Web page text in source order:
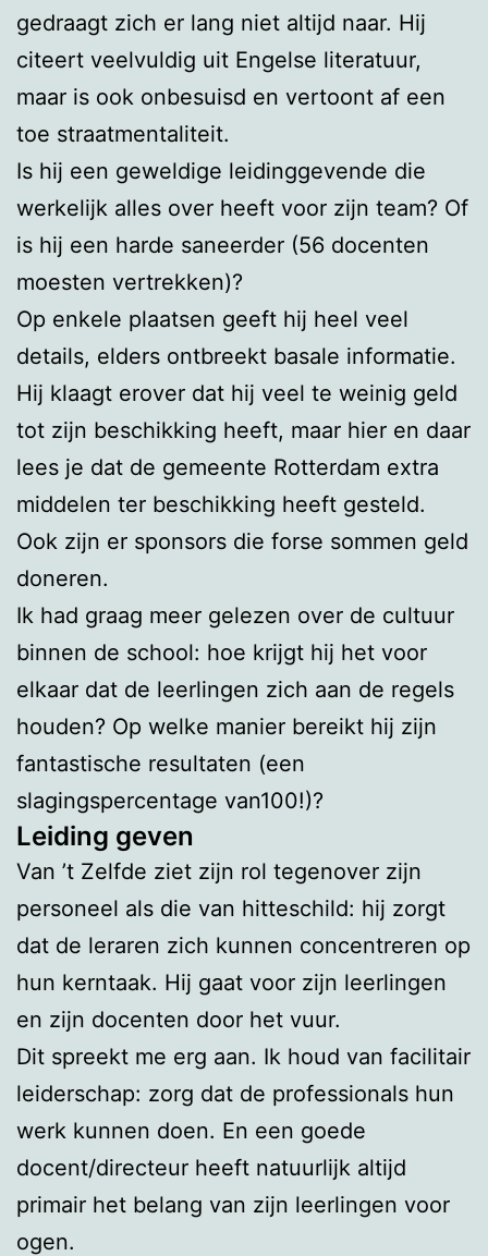
gedraagt zich er lang niet altijd naar. Hij
citeert veelvuldig uit Engelse literatuur,
maar is ook onbesuisd en vertoont af een
toe straatmentaliteit.
Is hij een geweldige leidinggevende die
werkelijk alles over heeft voor zijn team? Of
is hij een harde saneerder (56 docenten
moesten vertrekken)?
Op enkele plaatsen geeft hij heel veel
details, elders ontbreekt basale informatie.
Hij klaagt erover dat hij veel te weinig geld
tot zijn beschikking heeft, maar hier en daar
lees je dat de gemeente Rotterdam extra
middelen ter beschikking heeft gesteld.
Ook zijn er sponsors die forse sommen geld
doneren.
Ik had graag meer gelezen over de cultuur
binnen de school: hoe krijgt hij het voor
elkaar dat de leerlingen zich aan de regels
houden? Op welke manier bereikt hij zijn
fantastische resultaten (een
slagingspercentage van100!)?
Leiding geven
Van ’t Zelfde ziet zijn rol tegenover zijn
personeel als die van hitteschild: hij zorgt
dat de leraren zich kunnen concentreren op
hun kerntaak. Hij gaat voor zijn leerlingen
en zijn docenten door het vuur.
Dit spreekt me erg aan. Ik houd van facilitair
leiderschap: zorg dat de professionals hun
werk kunnen doen. En een goede
docent/directeur heeft natuurlijk altijd
primair het belang van zijn leerlingen voor
ogen.